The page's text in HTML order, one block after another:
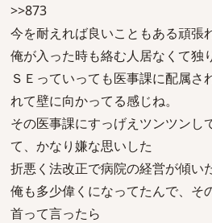
>>873
今を耐えれば良いこともある頑張れ
俺が入った時も絡む人居なくて独
ＳＥっていっても医事課に配属さ
れて壁に向かってる感じね。
その医事課にすっげえツンツンし
て、かなり嫌な思いした
折悪く法改正で病院の経営が傾い
俺も多少偉くになってたんで、そ
首って言ったら